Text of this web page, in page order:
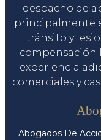
despacho de
principalmente
tránsito y
compensación
experiencia
comerciales y
Abogados De